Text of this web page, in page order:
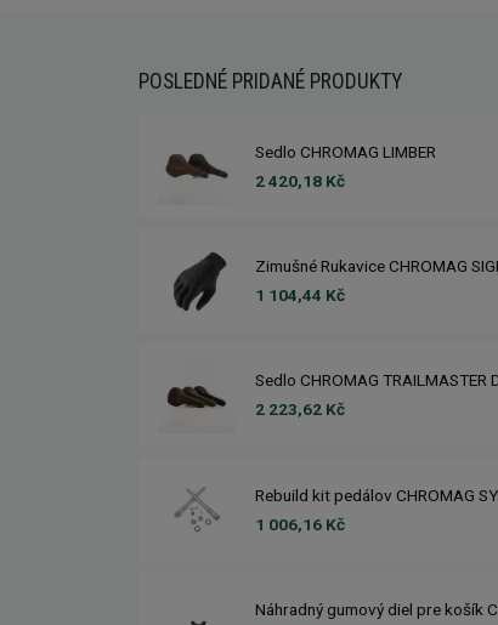
POSLEDNÉ PRIDANÉ PRODUKTY
Sedlo CHROMAG LIMBER
2 420,18 Kč
Zimušné Rukavice CHROMAG
1 104,44 Kč
Sedlo CHROMAG TRAILMASTER
2 223,62 Kč
Rebuild kit pedálov CHROMAG
1 006,16 Kč
Náhradný gumový diel pre košík